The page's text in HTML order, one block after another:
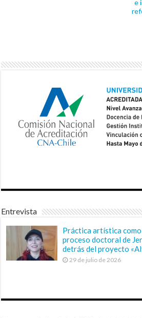
e
Entrevista
Práctica artística
proceso doctoral de
detrás del proyecto
29 de julio de 2026